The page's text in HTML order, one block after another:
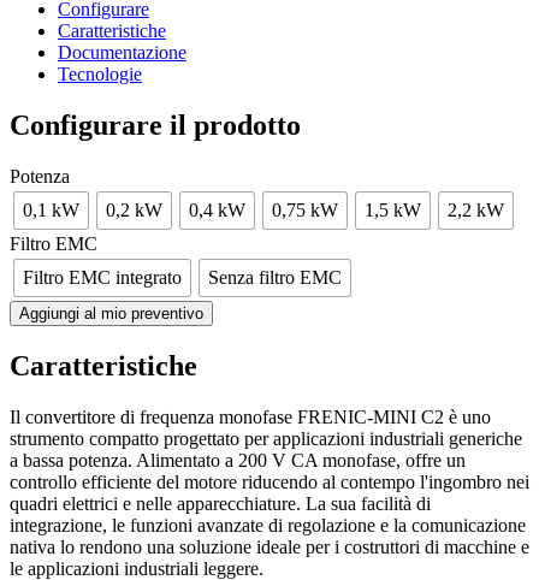
Configurare
Caratteristiche
Documentazione
Tecnologie
Configurare il prodotto
Potenza
0,1 kW
0,2 kW 0,4 kW 0,75 kW 1,5 kW
2,2 kW
Filtro EMC
Filtro EMC integrato
Senza filtro EMC
Aggiungi al mio preventivo
Caratteristiche
Il convertitore di frequenza monofase FRENIC-MINI C2 è uno
strumento compatto progettato per applicazioni industriali generiche
a bassa potenza. Alimentato a 200 V CA monofase, offre un
controllo efficiente del motore riducendo al contempo l'ingombro nei
quadri elettrici e nelle apparecchiature. La sua facilità di
integrazione, le funzioni avanzate di regolazione e la comunicazione
nativa lo rendono una soluzione ideale per i costruttori di macchine e
le applicazioni industriali leggere.